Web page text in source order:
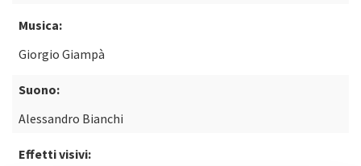
Musica:
Giorgio Giampà
Suono:
Alessandro Bianchi
Effetti visivi: